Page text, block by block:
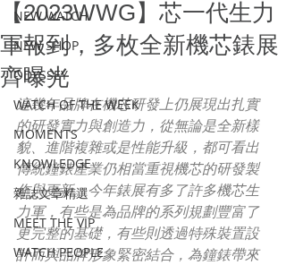
NEW WATCH
NEW SHOP
ODYSSEY
WATCH OF THE WEEK
MOMENTS
KNOWLEDGE
雜誌文章精選
MEET THE VIP
WATCH PEOPLE
【2023WWG】芯一代生力
軍報到，多枚全新機芯錶展
齊曝光
這幾年品牌在機芯研發上仍展現出扎實
的研發實力與創造力，從無論是全新樣
貌、進階複雜或是性能升級，都可看出
傳統鐘錶產業仍相當重視機芯的研發製
作與更新。今年錶展有多了許多機芯生
力軍，有些是為品牌的系列規劃豐富了
更完整的基礎，有些則透過特殊裝置設
計而與品牌形象緊密結合，為鐘錶帶來